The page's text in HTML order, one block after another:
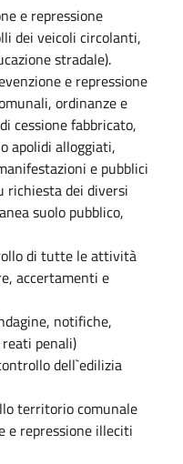
e repressione
dei veicoli circolanti,
stradale).
e repressione
ordinanze e
cessione fabbricato,
apolidi alloggiati,
e pubblici
richiesta dei diversi
suolo pubblico,
di tutte le attività
accertamenti e
notifiche,
penali)
dell`edilizia
territorio comunale
e repressione illeciti